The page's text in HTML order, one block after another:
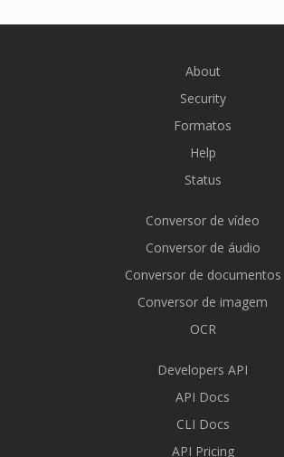
About
Security
Formatos
Help
Status
Conversor de vídeo
Conversor de áudio
Conversor de documentos
Conversor de imagem
OCR
Developers API
API Docs
CLI Docs
API Pricing